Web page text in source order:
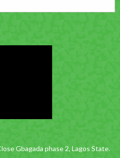
Gbagada phase 2, Lagos State.